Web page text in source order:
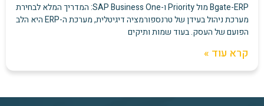
Bgate-ERP מול Priority ו-SAP Business One: המדריך המלא לבחירת
מערכת ניהול בעידן של טרנספורמציה דיגיטלית, מערכת ה-ERP היא הלב
הפועם של העסק. בעוד שמות ותיקים
קרא עוד »